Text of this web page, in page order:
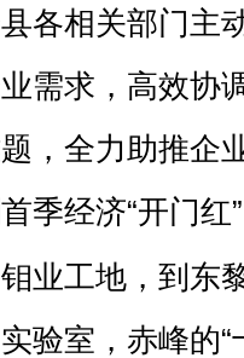
各相关部门主
需求，高效协
，全力助推企
季经济“开门红
业工地，到东
验室，赤峰的“